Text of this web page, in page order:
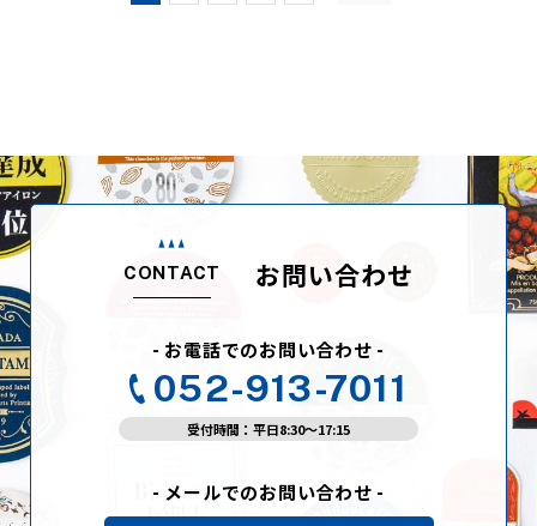
CONTACT お問い合わせ
- お電話でのお問い合わせ -
052-913-7011
受付時間：平日8:30〜17:15
- メールでのお問い合わせ -